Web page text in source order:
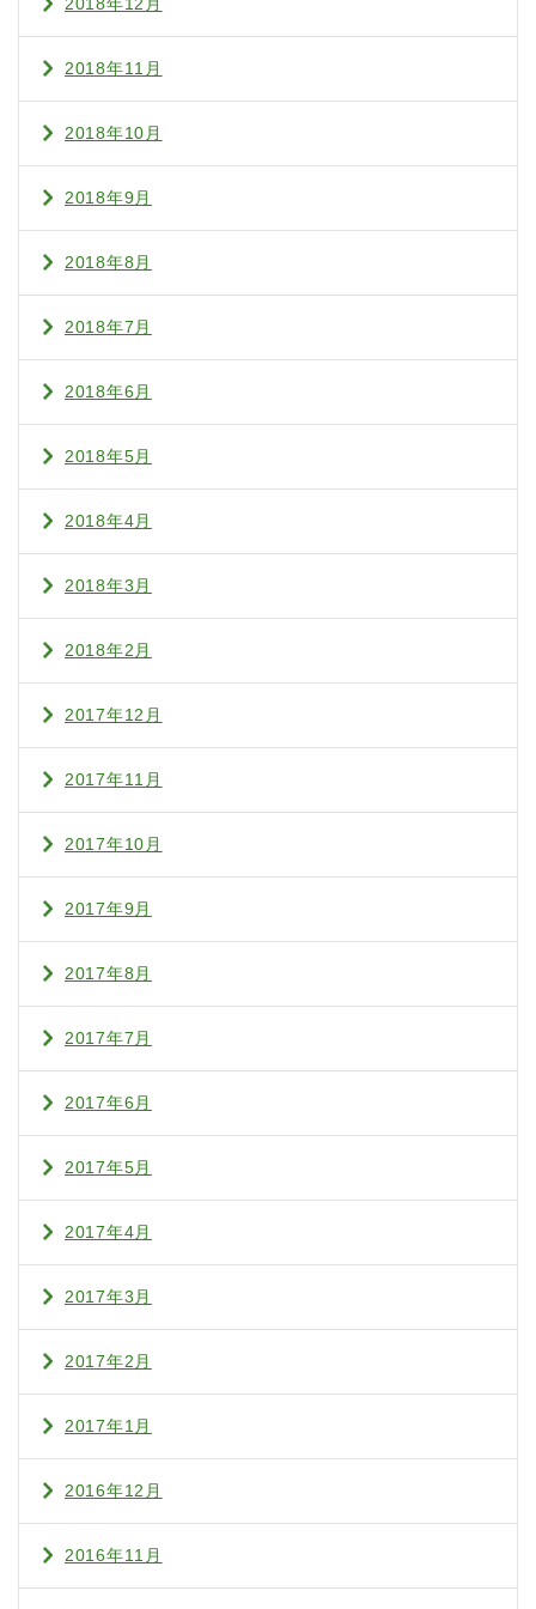
2018年11月
2018年10月
2018年9月
2018年8月
2018年7月
2018年6月
2018年5月
2018年4月
2018年3月
2018年2月
2017年12月
2017年11月
2017年10月
2017年9月
2017年8月
2017年7月
2017年6月
2017年5月
2017年4月
2017年3月
2017年2月
2017年1月
2016年12月
2016年11月